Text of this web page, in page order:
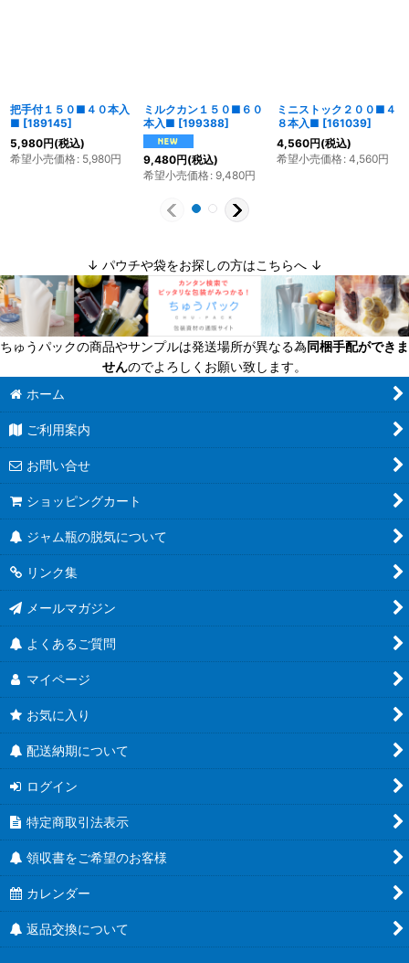
把手付１５０■４０本入
■ [189145]
5,980円(税込)
希望小売価格: 5,980円
ミルクカン１５０■６０
本入■ [199388]
9,480円(税込)
希望小売価格: 9,480円
ミニストック２００■４
８本入■ [161039]
4,560円(税込)
希望小売価格: 4,560円
↓ パウチや袋をお探しの方はこちらへ ↓
ちゅうパックの商品やサンプルは発送場所が異なる為同梱手配ができま
せんのでよろしくお願い致します。
ホーム
ご利用案内
お問い合せ
ショッピングカート
ジャム瓶の脱気について
リンク集
メールマガジン
よくあるご質問
マイページ
お気に入り
配送納期について
ログイン
特定商取引法表示
領収書をご希望のお客様
カレンダー
返品交換について